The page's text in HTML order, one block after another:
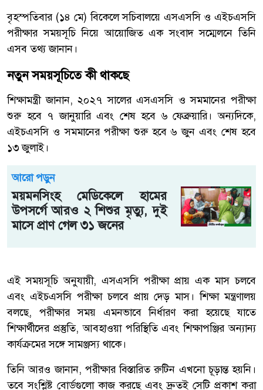
বৃহস্পতিবার (১৪ মে) বিকেলে সচিবালয়ে এসএসসি ও এইচএসসি
পরীক্ষার সময়সূচি নিয়ে আয়োজিত এক সংবাদ সম্মেলনে তিনি
এসব তথ্য জানান।
নতুন সময়সূচিতে কী থাকছে
শিক্ষামন্ত্রী জানান, ২০২৭ সালের এসএসসি ও সমমানের পরীক্ষা
শুরু হবে ৭ জানুয়ারি এবং শেষ হবে ৬ ফেব্রুয়ারি। অন্যদিকে,
এইচএসসি ও সমমানের পরীক্ষা শুরু হবে ৬ জুন এবং শেষ হবে
১৩ জুলাই।
আরো পড়ুন
ময়মনসিংহ মেডিকেলে হামের
উপসর্গে আরও ২ শিশুর মৃত্যু, দুই
মাসে প্রাণ গেল ৩১ জনের
এই সময়সূচি অনুযায়ী, এসএসসি পরীক্ষা প্রায় এক মাস চলবে
এবং এইচএসসি পরীক্ষা চলবে প্রায় দেড় মাস। শিক্ষা মন্ত্রণালয়
বলছে, পরীক্ষার সময় এমনভাবে নির্ধারণ করা হয়েছে যাতে
শিক্ষার্থীদের প্রস্তুতি, আবহাওয়া পরিস্থিতি এবং শিক্ষাপঞ্জির অন্যান্য
কার্যক্রমের সঙ্গে সামঞ্জস্য থাকে।
তিনি আরও জানান, পরীক্ষার বিস্তারিত রুটিন এখনো চূড়ান্ত হয়নি।
তবে সংশ্লিষ্ট বোর্ডগুলো কাজ করছে এবং দ্রুতই সেটি প্রকাশ করা